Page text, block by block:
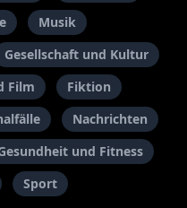
Musik
Gesellschaft und Kultur
Film
Fiktion
Nachrichten
und Fitness
Sport